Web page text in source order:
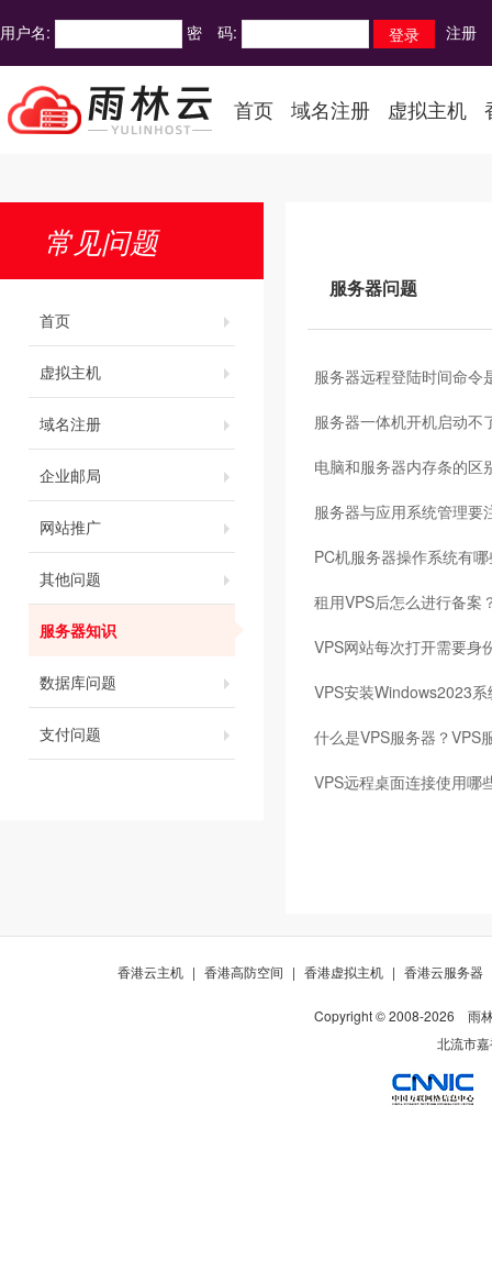
用户名: 密 码: 注册
首页 域名注册 虚拟主机
常见问题
首页
虚拟主机
域名注册
企业邮局
网站推广
其他问题
服务器知识
数据库问题
支付问题
服务器问题
服务器远程登陆时间命令
服务器一体机开机启动不
电脑和服务器内存条的区
服务器与应用系统管理要
PC机服务器操作系统有
租用VPS后怎么进行备案
VPS网站每次打开需要身
VPS安装Windows2023
什么是VPS服务器？VPS
VPS远程桌面连接使用哪
香港云主机 | 香港高防空间 | 香港虚拟主机 | 香港云服务器
Copyright © 2008-2026
雨
北流市